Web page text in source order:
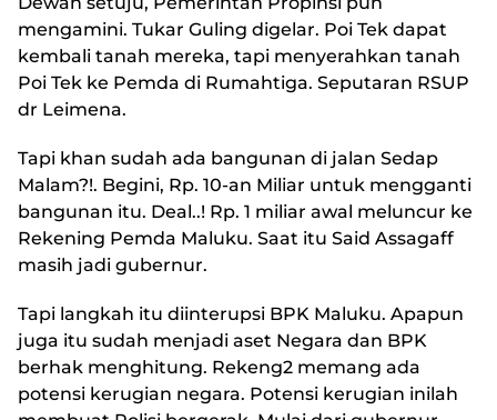
mengamini. Tukar Guling digelar. Poi Tek dapat
kembali tanah mereka, tapi menyerahkan tanah
Poi Tek ke Pemda di Rumahtiga. Seputaran RSUP
dr Leimena.
Tapi khan sudah ada bangunan di jalan Sedap
Malam?!. Begini, Rp. 10-an Miliar untuk mengganti
bangunan itu. Deal..! Rp. 1 miliar awal meluncur ke
Rekening Pemda Maluku. Saat itu Said Assagaff
masih jadi gubernur.
Tapi langkah itu diinterupsi BPK Maluku. Apapun
juga itu sudah menjadi aset Negara dan BPK
berhak menghitung. Rekeng2 memang ada
potensi kerugian negara. Potensi kerugian inilah